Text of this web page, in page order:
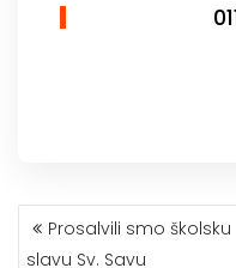
КРЕТАЊЕ
ЧЛАНКА
Prosalvili smo školsku
slavu Sv. Savu